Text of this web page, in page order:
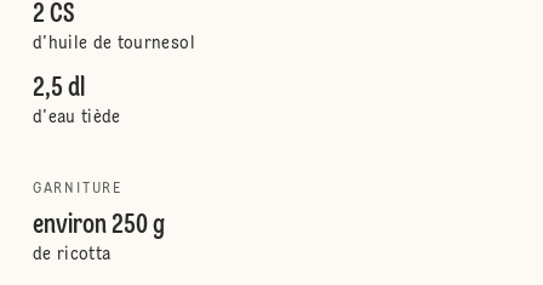
2 CS
d'huile de tournesol
2,5 dl
d'eau tiède
GARNITURE
environ 250 g
de ricotta